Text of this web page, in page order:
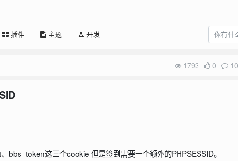
插件 主题 开发
1793 0 10
bbs_token这三个cookie 但是签到需要一个额外的PHPSESSID。